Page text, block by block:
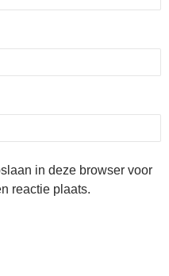
in deze browser voor
reactie plaats.